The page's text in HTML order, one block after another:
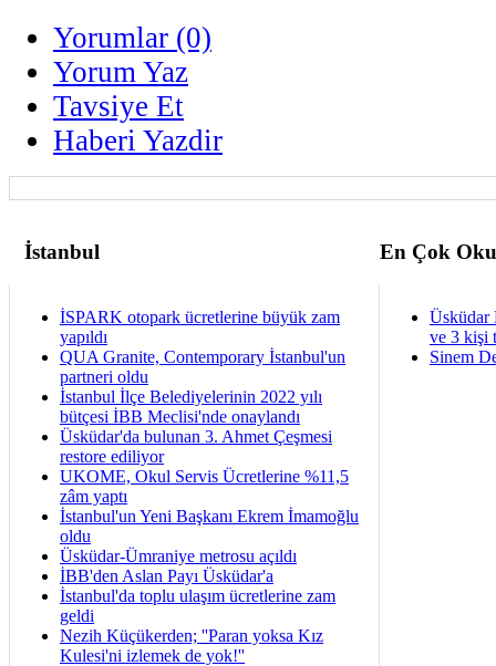
Yorumlar (0)
Yorum Yaz
Tavsiye Et
Haberi Yazdir
İstanbul En Çok
İSPARK otopark ücretlerine büyük zam
yapıldı
QUA Granite, Contemporary İstanbul'un
partneri oldu
İstanbul İlçe Belediyelerinin 2022 yılı
bütçesi İBB Meclisi'nde onaylandı
Üsküdar'da bulunan 3. Ahmet Çeşmesi
restore ediliyor
UKOME, Okul Servis Ücretlerine %11,5
zâm yaptı
İstanbul'un Yeni Başkanı Ekrem İmamoğlu
oldu
Üsküdar-Ümraniye metrosu açıldı
İBB'den Aslan Payı Üsküdar'a
İstanbul'da toplu ulaşım ücretlerine zam
geldi
Nezih Küçükerden; ''Paran yoksa Kız
Kulesi'ni izlemek de yok!''
Üsküdar
ve 3 kişi
Sinem